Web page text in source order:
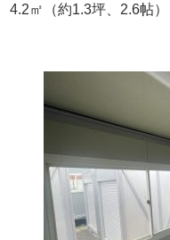
4.2㎡（約1.3坪、2.6帖）